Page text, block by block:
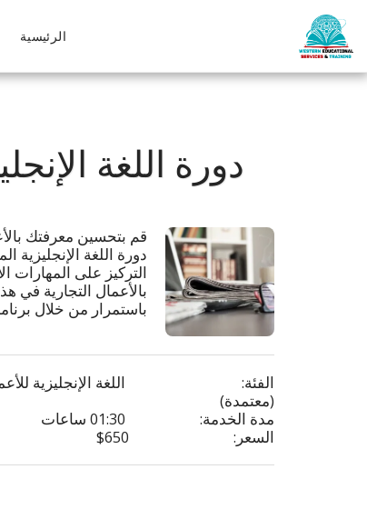
الرئيسية
دورة اللغة
باستمرار من خلال
الفئة:
اللغة الإنجليزية
(معتمدة)
مدة الخدمة:
السعر:
$650